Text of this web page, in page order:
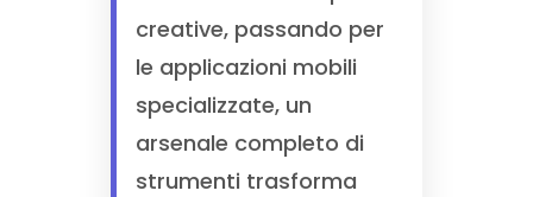
creative, passando per
le applicazioni mobili
specializzate, un
arsenale completo di
strumenti trasforma